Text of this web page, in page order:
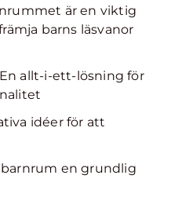
är en viktig
barns läsvanor
allt-i-ett-lösning för
idéer för att
en grundlig